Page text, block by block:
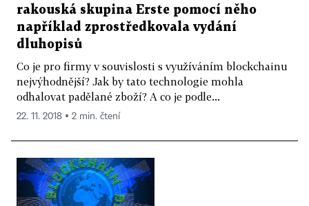
rakouská skupina Erste pomocí něho
například zprostředkovala vydání
dluhopisů
Co je pro firmy v souvislosti s využíváním blockchainu
nejvýhodnější? Jak by tato technologie mohla
odhalovat padělané zboží? A co je podle...
22. 11. 2018 ▪ 2 min. čtení